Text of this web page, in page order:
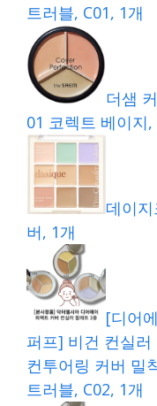
트러블, C01, 1개
더샘
01 코렉트 베이지,
데이
버, 1개
[디어
퍼프] 비건 컨실러
컨투어링 커버 밀
트러블, C02, 1개